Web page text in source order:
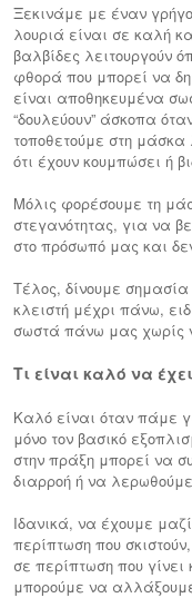
Ξεκινάμε με έναν
λουριά είναι σε καλή
βαλβίδες λειτουργούν
φθορά που μπορεί να
είναι αποθηκευμένα
“δουλεύουν” άσκοπα
τοποθετούμε στη μάσκα
ότι έχουν κουμπώσει ή
Μόλις φορέσουμε τη
στεγανότητας, για να
στο πρόσωπό μας και
Τέλος, δίνουμε
κλειστή μέχρι πάνω,
σωστά πάνω μας χωρίς
Τι είναι καλό να
Καλό είναι όταν πάμε
μόνο τον βασικό
στην πράξη μπορεί να
διαρροή ή να
Ιδανικά, να έχουμε
περίπτωση που
σε περίπτωση που
μπορούμε να